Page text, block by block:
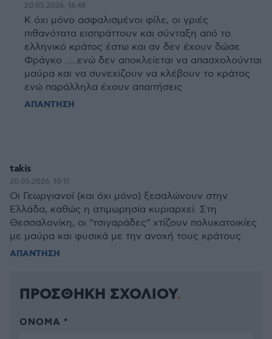
20.05.2026, 16:48
Κ όχι μόνο ασφαλισμένοι φίλε, οι γριές
πιθανότατα εισπράττουν και σύνταξη από το
ελληνικό κράτος έστω και αν δεν έχουν δώσε
Φράγκο .....ενώ δεν αποκλείεται να απασχολούνται
μαύρα και να συνεχίζουν να κλέβουν το κράτος
ενώ παράλληλα έχουν απαιτήσεις
ΑΠΑΝΤΗΣΗ
takis
20.05.2026, 10:11
Οι Γεωργιανοί (και όχι μόνο) ξεσαλώνουν στην
Ελλάδα, καθώς η ατιμωρησία κυριαρχεί. Στη
Θεσσαλονίκη, οι "τσιγαράδες" χτίζουν πολυκατοικίες
με μαύρα και φυσικά με την ανοχή τους κράτους.
ΑΠΑΝΤΗΣΗ
ΠΡΟΣΘΗΚΗ ΣΧΟΛΙΟΥ
ΌΝΟΜΑ *